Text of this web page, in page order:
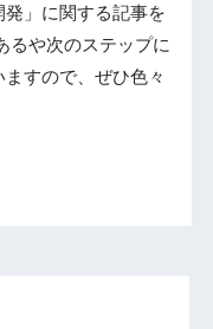
発」に関する記事を
るや次のステップに
すので、ぜひ色々